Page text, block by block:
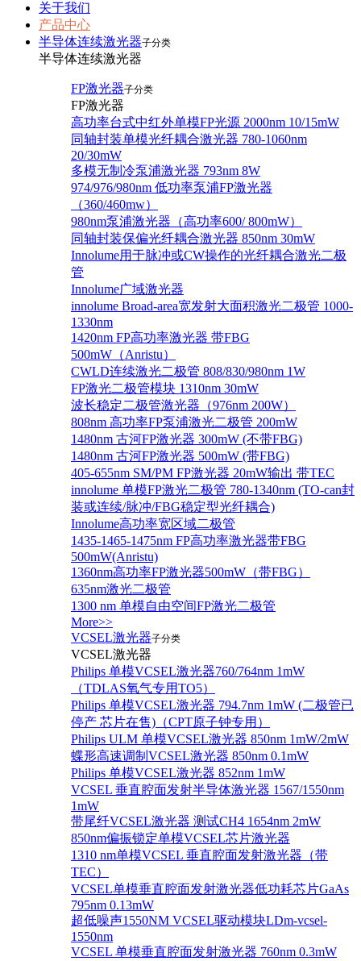
关于我们
产品中心
半导体连续激光器子分类
半导体连续激光器
FP激光器子分类
FP激光器
高功率台式中红外单模FP光源 2000nm 10/15mW
同轴封装单模光纤耦合激光器 780-1060nm
20/30mW
多模无制冷泵浦激光器 793nm 8W
974/976/980nm 低功率泵浦FP激光器
（360/460mw）
980nm泵浦激光器（高功率600/ 800mW）
同轴封装保偏光纤耦合激光器 850nm 30mW
Innolume用于脉冲或CW操作的光纤耦合激光二极
管
Innolume广域激光器
innolume Broad-area宽发射大面积激光二极管 1000-
1330nm
1420nm FP高功率激光器 带FBG
500mW（Anristu）
CWLD连续激光二极管 808/830/980nm 1W
FP激光二极管模块 1310nm 30mW
波长稳定二极管激光器（976nm 200W）
808nm 高功率FP泵浦激光二极管 200mW
1480nm 古河FP激光器 300mW (不带FBG)
1480nm 古河FP激光器 500mW (带FBG)
405-655nm SM/PM FP激光器 20mW输出 带TEC
innolume 单模FP激光二极管 780-1340nm (TO-can封
装或连续/脉冲/FBG稳定型光纤耦合)
Innolume高功率宽区域二极管
1435-1465-1475nm FP高功率激光器带FBG
500mW(Anristu)
1360nm高功率FP激光器500mW（带FBG）
635nm激光二极管
1300 nm 单模自由空间FP激光二极管
More>>
VCSEL激光器子分类
VCSEL激光器
Philips 单模VCSEL激光器760/764nm 1mW
（TDLAS氧气专用TO5）
Philips 单模VCSEL激光器 794.7nm 1mW (二极管已
停产 芯片在售)（CPT原子钟专用）
Philips ULM 单模VCSEL激光器 850nm 1mW/2mW
蝶形高速调制VCSEL激光器 850nm 0.1mW
Philips 单模VCSEL激光器 852nm 1mW
VCSEL 垂直腔面发射半导体激光器 1567/1550nm
1mW
带尾纤VCSEL激光器 测试CH4 1654nm 2mW
850nm偏振锁定单模VCSEL芯片激光器
1310 nm单模VCSEL 垂直腔面发射激光器（带
TEC）
VCSEL单模垂直腔面发射激光器低功耗芯片GaAs
795nm 0.13mW
超低噪声1550NM VCSEL驱动模块LDm-vcsel-
1550nm
VCSEL 单模垂直腔面发射激光器 760nm 0.3mW